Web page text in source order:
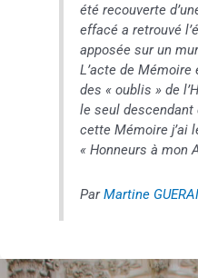
été recouverte
effacé a retrouvé
apposée sur un
L’acte de
des « oublis » de
le seul
cette Mémoire j’ai
« Honneurs à mon
ParMartine